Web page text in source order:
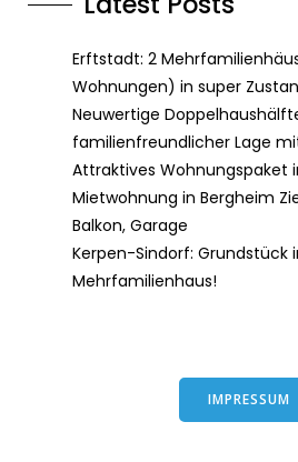
Erftstadt: 2
Wohnungen) in super
Neuwertige
familienfreundlicher Lage
Attraktives Wohnungspaket
Mietwohnung in Bergheim
Balkon, Garage
Kerpen-Sindorf: Grundstück
Mehrfamilienhaus!
IMPRESSUM